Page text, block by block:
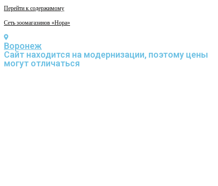
Перейти к содержимому
Сеть зоомагазинов «Нора»
Воронеж
Cайт находится на модернизации, поэтому цены
могут отличаться